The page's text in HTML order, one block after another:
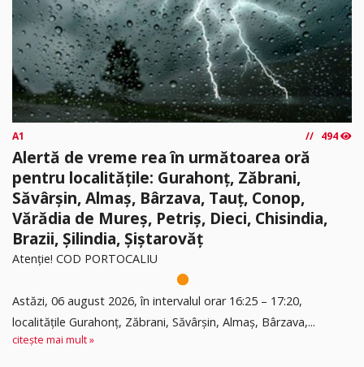
A1 494
Alertă de vreme rea în următoarea oră
pentru localitățile: Gurahonț, Zăbrani,
Săvârșin, Almaș, Bârzava, Tauț, Conop,
Vărădia de Mureș, Petriș, Dieci, Chisindia,
Brazii, Șilindia, Șiștarovăț
Atenție! COD PORTOCALIU
Astăzi, 06 august 2026, în intervalul orar 16:25 – 17:20,
localitățile Gurahonț, Zăbrani, Săvârșin, Almaș, Bârzava,...
citește mai mult »